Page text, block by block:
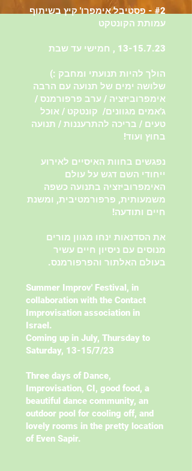
#2 - פסטיבל אימפרו' קיץ בשיתוף
עמותת הקונטקט
13-15.7.23 , חמישי עד שבת
הולך להיות תנועתי ומחבק :)
שלושה ימים של תנועה עם הרבה
אימפרוביזציה / ערב פרפורמנס /
ג'אמים מגוונים/ קונטקט / אוכל
טעים / בריכה להתרעננות / תנועה
בחוץ ועוד!
נפגשים בחוות האיסיים לאירוע
ייחודי השם דגש על עולם
האימפרוביזציה בתנועה כשפה
משמעותית, פרפורמטיבית, ומשנת
חיים ותודעה!
את הסדנאות ינחו מגוון מורים
מנוסים עם ניסיון חיים עשיר
בעולם האלתור והפרפורמנס.
Summer Improv' Festival, in
collaboration with the Contact
Improvisation association in
Israel.
Coming up in July, Thursday to
Saturday, 13-15/7/23
Three days of Dance,
Improvisation, CI, good food, a
beautiful dance community, an
outdoor pool for cooling off, and
lovely rooms in the pretty location
of Even Sapir.